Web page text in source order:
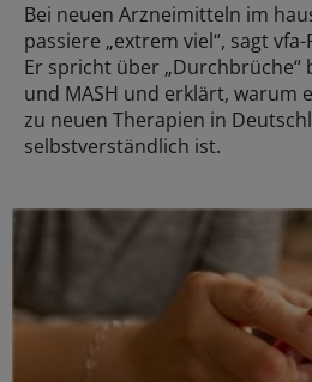
Bei neuen Arzneimitteln im
passiere „extrem viel“, sagt
Er spricht über „Durchbrüche“
und MASH und erklärt, warum
zu neuen Therapien in
selbstverständlich ist.